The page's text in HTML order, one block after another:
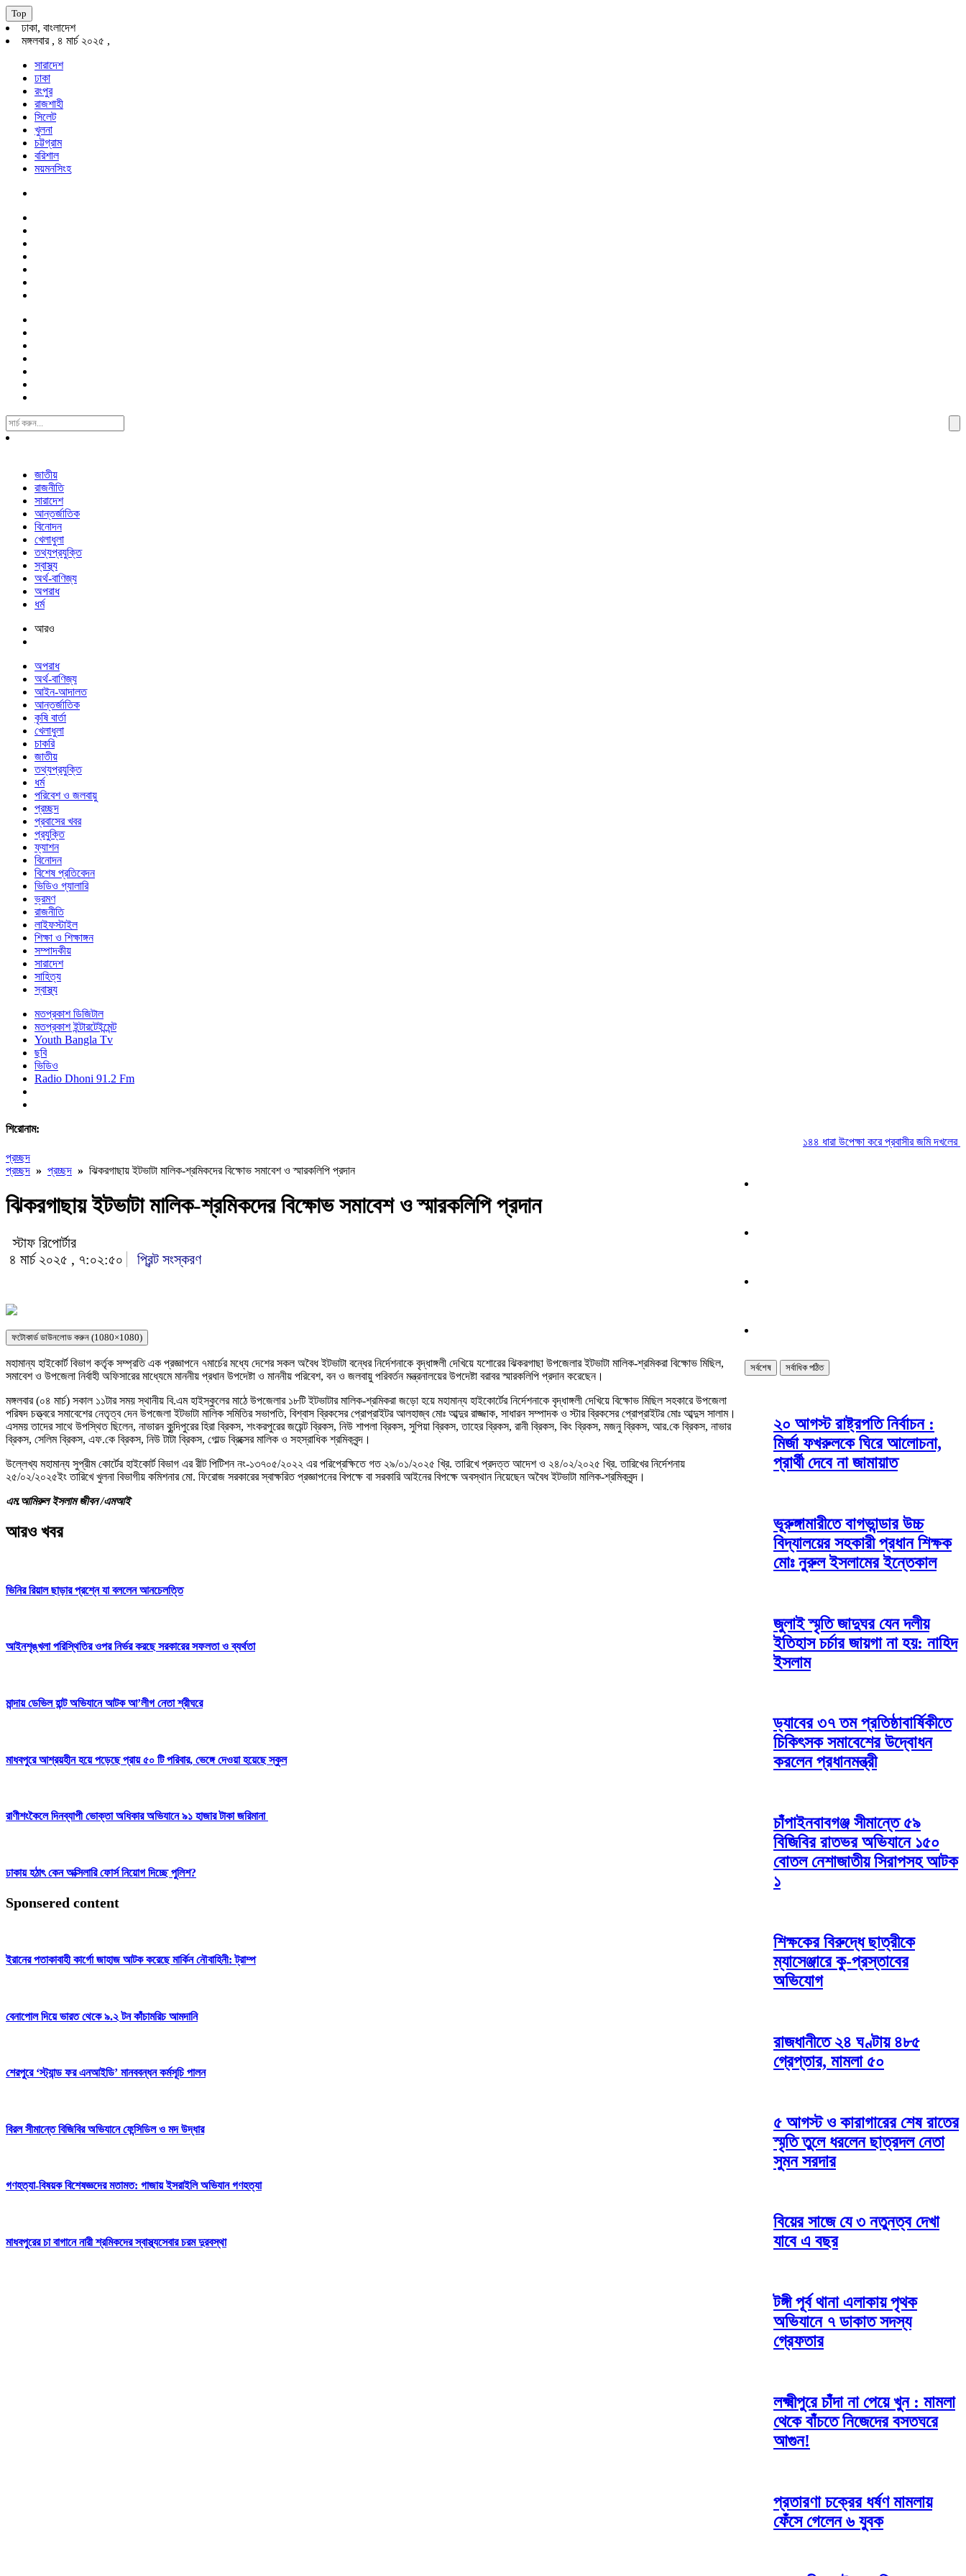
Top
ঢাকা, বাংলাদেশ
মঙ্গলবার , ৪ মার্চ ২০২৫ ,
সারাদেশ
ঢাকা
রংপুর
রাজশাহী
সিলেট
খুলনা
চট্টগ্রাম
বরিশাল
ময়মনসিংহ
Search
For:
জাতীয়
রাজনীতি
সারাদেশ
আন্তর্জাতিক
বিনোদন
খেলাধুলা
তথ্যপ্রযুক্তি
স্বাস্থ্য
অর্থ-বাণিজ্য
অপরাধ
ধর্ম
আরও
অপরাধ
অর্থ-বাণিজ্য
আইন-আদালত
আন্তর্জাতিক
কৃষি বার্তা
খেলাধুলা
চাকরি
জাতীয়
তথ্যপ্রযুক্তি
ধর্ম
পরিবেশ ও জলবায়ু
প্রচ্ছদ
প্রবাসের খবর
প্রযুক্তি
ফ্যাশন
বিনোদন
বিশেষ প্রতিবেদন
ভিডিও গ্যালারি
ভ্রমণ
রাজনীতি
লাইফস্টাইল
শিক্ষা ও শিক্ষাঙ্গন
সম্পাদকীয়
সারাদেশ
সাহিত্য
স্বাস্থ্য
মতপ্রকাশ ডিজিটাল
মতপ্রকাশ ইন্টারটেইন্মেন্ট
Youth Bangla Tv
ছবি
ভিডিও
Radio Dhoni 91.2 Fm
শিরোনাম:
১৪৪ ধারা উপেক্ষা করে প্রবাসীর জমি দখলের চেষ্টা
প্রচ্ছদ
প্রচ্ছদ » প্রচ্ছদ » ঝিকরগাছায় ইটভাটা মালিক-শ্রমিকদের বিক্ষোভ সমাবেশ ও স্মারকলিপি প্রদান
ঝিকরগাছায় ইটভাটা মালিক-শ্রমিকদের বিক্ষোভ সমাবেশ ও স্মারকলিপি প্রদান
স্টাফ রিপোর্টার
৪ মার্চ ২০২৫ , ৭:০২:৫০
প্রিন্ট সংস্করণ
ফটোকার্ড ডাউনলোড করুন (1080×1080)
মহামান্য হাইকোর্ট বিভাগ কর্তৃক সম্প্রতি এক প্রজ্ঞাপনে ৭মার্চের মধ্যে দেশের সকল অবৈধ ইটভাটা বন্ধের নির্দেশনাকে বৃদ্ধাঙ্গলী দেখিয়ে যশোরের ঝিকরগাছা উপজেলার ইটভাটা মালিক-শ্রমিকরা বিক্ষোভ মিছিল,
সমাবেশ ও উপজেলা নির্বাহী অফিসারের মাধ্যেমে মাননীয় প্রধান উপদেষ্টা ও মাননীয় পরিবেশ, বন ও জলবায়ু পরিবর্তন মন্ত্রনালয়ের উপদেষ্টা বরাবর স্মারকলিপি প্রদান করেছেন।
মঙ্গলবার (০৪ মার্চ) সকাল ১১টার সময় স্থানীয় বি.এম হাইস্কুলের মাঠে উপজেলার ১৮টি ইটভাটার মালিক-শ্রমিকরা জড়ো হয়ে মহামান্য হাইকোর্টের নির্দেশনাকে বৃদ্ধাঙ্গলী দেখিয়ে বিক্ষোভ মিছিল সহকারে উপজেলা
পরিষদ চত্ত্বরে সমাবেশের নেতৃত্ব দেন উপজেলা ইটভাটা মালিক সমিতির সভাপতি, বিশ্বাস ব্রিকসের প্রোপ্রাইটর আলহাজ্ব মোঃ আব্দুর রাজ্জাক, সাধারন সম্পাদক ও স্টার ব্রিকসের প্রোপ্রাইটর মোঃ আব্দুস সালাম।
এসময় তাদের সাথে উপস্থিত ছিলেন, নাভারন কুন্দিপুরের হিরা ব্রিকস, শংকরপুরের জয়েন্ট ব্রিকস, নিউ শাপলা ব্রিকস, সুপিয়া ব্রিকস, তাহের ব্রিকস, রানী ব্রিকস, কিং ব্রিকস, মজনু ব্রিকস, আর.কে ব্রিকস, নাভার
ব্রিকস, সেলিম ব্রিকস, এফ.কে ব্রিকস, নিউ টাটা ব্রিকস, গোল্ড ব্রিক্সের মালিক ও সহস্রাধিক শ্রমিকবৃন্দ।
উল্লেখ্য মহামান্য সুপ্রীম কোর্টের হাইকোর্ট বিভাগ এর রীট পিটিশন নং-১৩৭০৫/২০২২ এর পরিপ্রেক্ষিতে গত ২৯/০১/২০২৫ খ্রি. তারিখে প্রদত্ত আদেশ ও ২৪/০২/২০২৫ খ্রি. তারিখের নির্দেশনায়
২৫/০২/২০২৫ইং তারিখে খুলনা বিভাগীয় কমিশনার মো. ফিরোজ সরকারের স্বাক্ষরিত প্রজ্ঞাপনের বিপক্ষে বা সরকারি আইনের বিপক্ষে অবস্থান নিয়েছেন অবৈধ ইটভাটা মালিক-শ্রমিকবৃন্দ।
এম.আমিরুল ইসলাম জীবন /এমআই
আরও খবর
ভিনির রিয়াল ছাড়ার প্রশ্নে যা বললেন আনচেলত্তি
আইনশৃঙ্খলা পরিস্থিতির ওপর নির্ভর করছে সরকারের সফলতা ও ব্যর্থতা
মান্দায় ডেভিল হান্ট অভিযানে আটক আ’লীগ নেতা শ্রীঘরে
মাধবপুরে আশ্রয়হীন হয়ে পড়েছে প্রায় ৫০ টি পরিবার, ভেঙ্গে দেওয়া হয়েছে স্কুল
রাণীশংকৈলে দিনব্যাপী ভোক্তা অধিকার অভিযানে ৯১ হাজার টাকা জরিমানা
ঢাকায় হঠাৎ কেন অক্সিলারি ফোর্স নিয়োগ দিচ্ছে পুলিশ?
Sponsered content
ইরানের পতাকাবাহী কার্গো জাহাজ আটক করেছে মার্কিন নৌবাহিনী: ট্রাম্প
বেনাপোল দিয়ে ভারত থেকে ৯.২ টন কাঁচামরিচ আমদানি
শেরপুরে ‘স্ট্যান্ড ফর এনআইডি’ মানববন্ধন কর্মসূচি পালন
বিরল সীমান্তে বিজিবির অভিযানে ফেন্সিডিল ও মদ উদ্ধার
গণহত্যা-বিষয়ক বিশেষজ্ঞদের মতামত: গাজায় ইসরাইলি অভিযান গণহত্যা
মাধবপুরের চা বাগানে নারী শ্রমিকদের স্বাস্থ্যসেবার চরম দুরবস্থা
সর্বশেষ সর্বাধিক পঠিত
২০ আগস্ট রাষ্ট্রপতি নির্বাচন :
মির্জা ফখরুলকে ঘিরে আলোচনা,
প্রার্থী দেবে না জামায়াত
ভূরুঙ্গামারীতে বাগভান্ডার উচ্চ
বিদ্যালয়ের সহকারী প্রধান শিক্ষক
মোঃ নুরুল ইসলামের ইন্তেকাল
জুলাই স্মৃতি জাদুঘর যেন দলীয়
ইতিহাস চর্চার জায়গা না হয়: নাহিদ
ইসলাম
ড্যাবের ৩৭ তম প্রতিষ্ঠাবার্ষিকীতে
চিকিৎসক সমাবেশের উদ্বোধন
করলেন প্রধানমন্ত্রী
চাঁপাইনবাবগঞ্জ সীমান্তে ৫৯
বিজিবির রাতভর অভিযানে ১৫০
বোতল নেশাজাতীয় সিরাপসহ আটক
১
শিক্ষকের বিরুদ্ধে ছাত্রীকে
ম্যাসেঞ্জারে কু-প্রস্তাবের
অভিযোগ
রাজধানীতে ২৪ ঘণ্টায় ৪৮৫
গ্রেপ্তার, মামলা ৫০
৫ আগস্ট ও কারাগারের শেষ রাতের
স্মৃতি তুলে ধরলেন ছাত্রদল নেতা
সুমন সরদার
বিয়ের সাজে যে ৩ নতুনত্ব দেখা
যাবে এ বছর
টঙ্গী পূর্ব থানা এলাকায় পৃথক
অভিযানে ৭ ডাকাত সদস্য
গ্রেফতার
লক্ষ্মীপুরে চাঁদা না পেয়ে খুন : মামলা
থেকে বাঁচতে নিজেদের বসতঘরে
আগুন!
প্রতারণা চক্রের ধর্ষণ মামলায়
ফেঁসে গেলেন ৬ যুবক